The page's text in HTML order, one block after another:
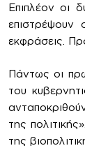
Επιπλέον οι
επιστρέψουν
εκφράσεις.
Πάντως οι
του
της
της